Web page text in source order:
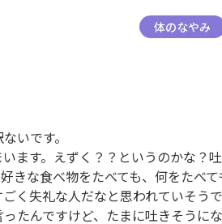
体のなやみ
いです。
ます。えずく？？というのかな？
きな食べ物をたべても、何をたべ
失礼な人だなと思われていそう
たんですけど、たまに吐きそうに